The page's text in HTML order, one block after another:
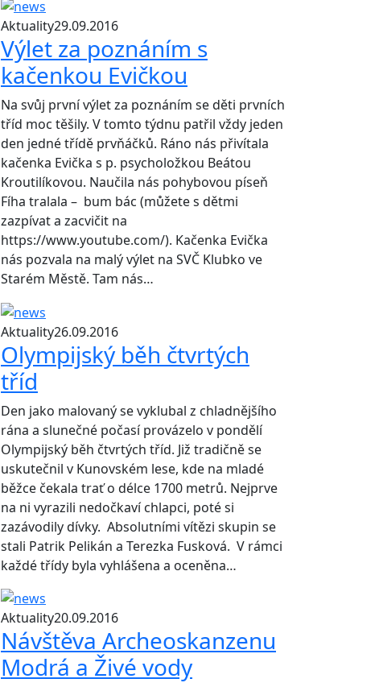
Aktuality29.09.2016
Výlet za poznáním s
kačenkou Evičkou
Na svůj první výlet za poznáním se děti prvních
tříd moc těšily. V tomto týdnu patřil vždy jeden
den jedné třídě prvňáčků. Ráno nás přivítala
kačenka Evička s p. psycholožkou Beátou
Kroutilíkovou. Naučila nás pohybovou píseň
Fíha tralala – bum bác (můžete s dětmi
zazpívat a zacvičit na
https://www.youtube.com/). Kačenka Evička
nás pozvala na malý výlet na SVČ Klubko ve
Starém Městě. Tam nás…
Aktuality26.09.2016
Olympijský běh čtvrtých
tříd
Den jako malovaný se vyklubal z chladnějšího
rána a slunečné počasí provázelo v pondělí
Olympijský běh čtvrtých tříd. Již tradičně se
uskutečnil v Kunovském lese, kde na mladé
běžce čekala trať o délce 1700 metrů. Nejprve
na ni vyrazili nedočkaví chlapci, poté si
zazávodily dívky. Absolutními vítězi skupin se
stali Patrik Pelikán a Terezka Fusková. V rámci
každé třídy byla vyhlášena a oceněna…
Aktuality20.09.2016
Návštěva Archeoskanzenu
Modrá a Živé vody